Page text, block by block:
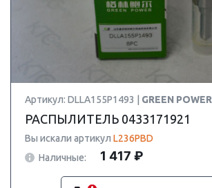
Артикул: DLLA155P1493 | GREEN POWER
РАСПЫЛИТЕЛЬ 0433171921
Вы искали артикул L236PBD
Наличные:
1 417 ₽